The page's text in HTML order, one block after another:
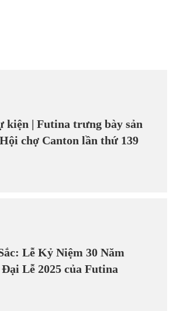
kiện | Futina trưng bày sản
chợ Canton lần thứ 139
Lễ Kỷ Niệm 30 Năm
Lễ 2025 của Futina